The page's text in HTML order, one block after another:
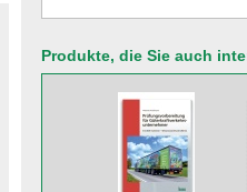
Produkte, die Sie auch